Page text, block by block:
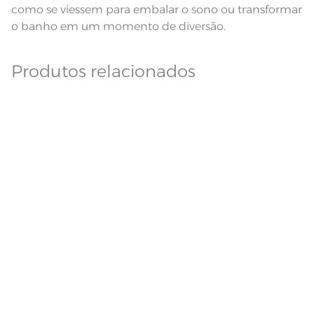
como se viessem para embalar o sono ou transformar
o banho em um momento de diversão.
Produtos relacionados